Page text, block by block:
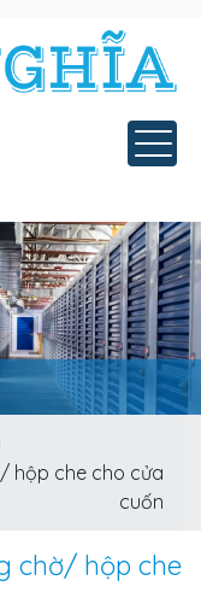
hộp che cho cửa
cuốn
chờ/ hộp che